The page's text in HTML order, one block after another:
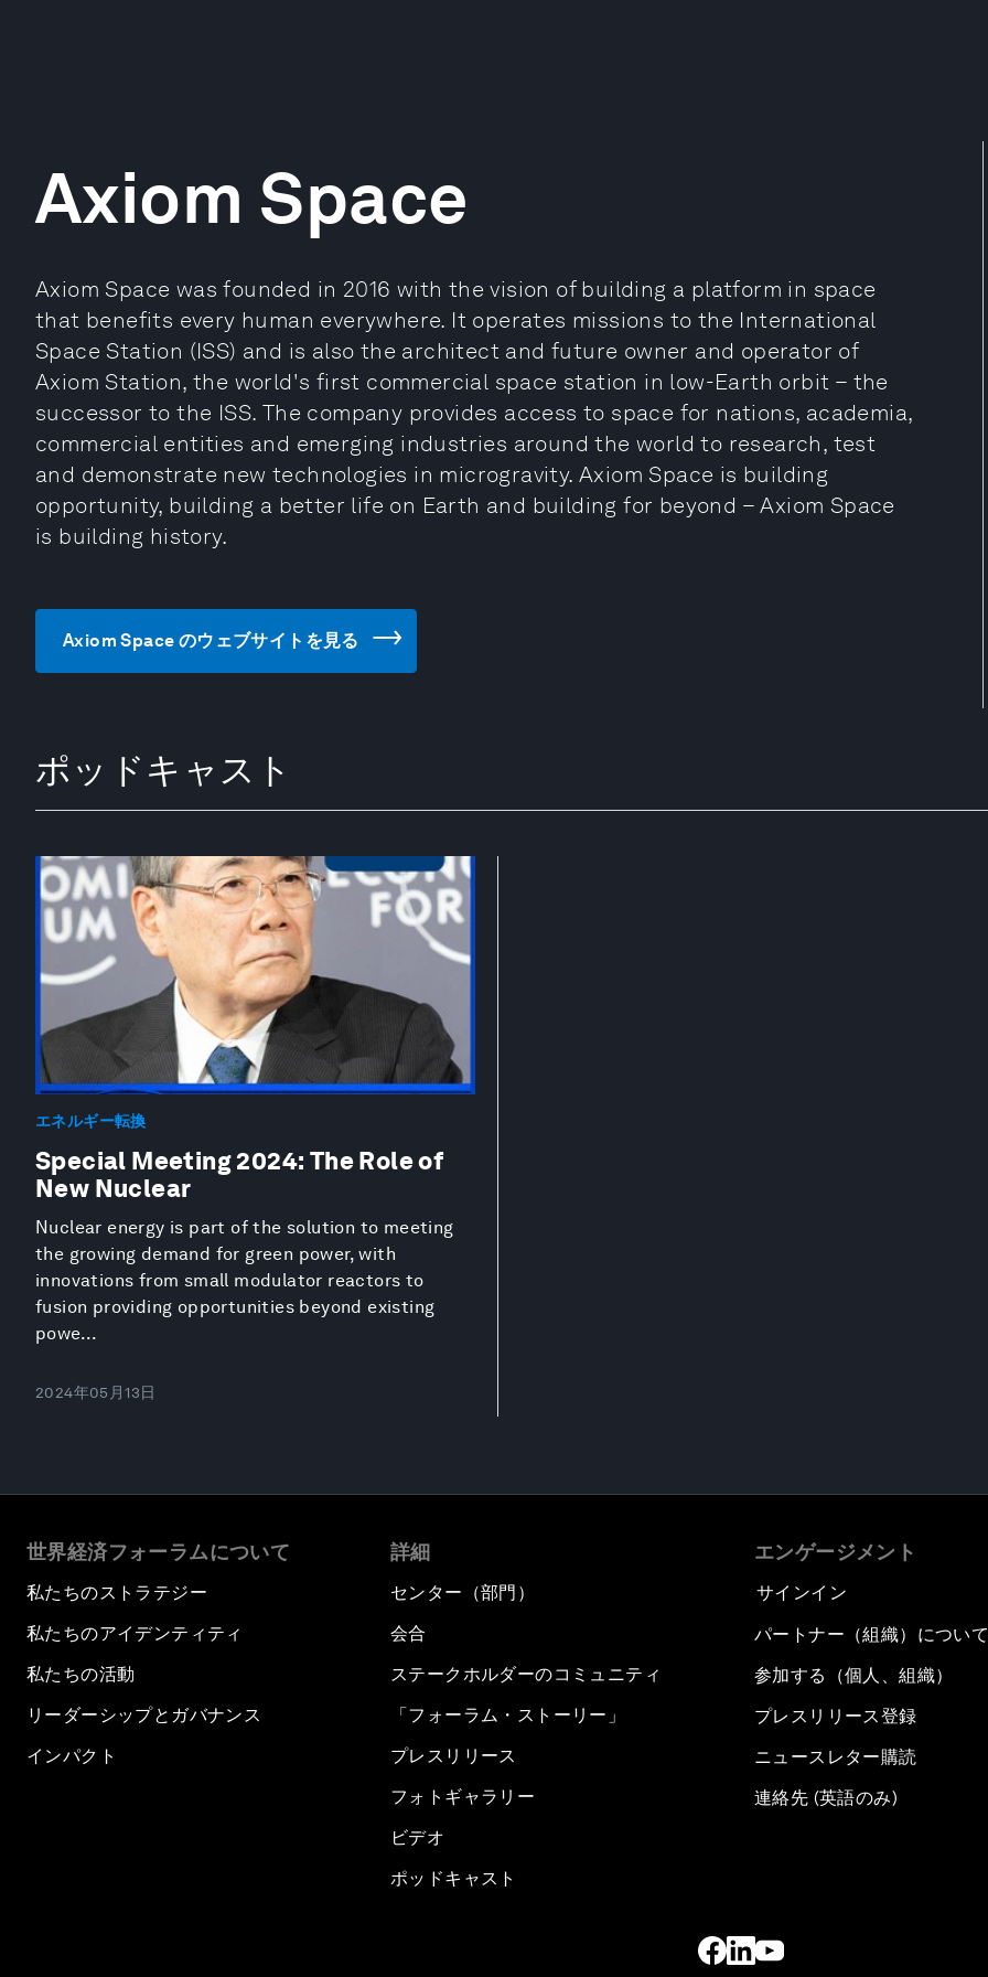
Axiom Space
Axiom Space was founded in 2016 with the vision of building a platform in space
that benefits every human everywhere. It operates missions to the International
Space Station (ISS) and is also the architect and future owner and operator of
Axiom Station, the world's first commercial space station in low-Earth orbit – the
successor to the ISS. The company provides access to space for nations, academia,
commercial entities and emerging industries around the world to research, test
and demonstrate new technologies in microgravity. Axiom Space is building
opportunity, building a better life on Earth and building for beyond – Axiom Space
is building history.
Axiom Space のウェブサイトを見る
ポッドキャスト
エネルギー転換
Special Meeting 2024: The Role of
New Nuclear
Nuclear energy is part of the solution to meeting
the growing demand for green power, with
innovations from small modulator reactors to
fusion providing opportunities beyond existing
powe...
2024年05月13日
世界経済フォーラムについて
私たちのストラテジー
私たちのアイデンティティ
私たちの活動
リーダーシップとガバナンス
インパクト
詳細
センター（部門）
会合
ステークホルダーのコミュニティ
「フォーラム・ストーリー」
プレスリリース
フォトギャラリー
ビデオ
ポッドキャスト
エンゲージメント
サインイン
パートナー（組織）につい
参加する（個人、組織）
プレスリリース登録
ニュースレター購読
連絡先 (英語のみ)